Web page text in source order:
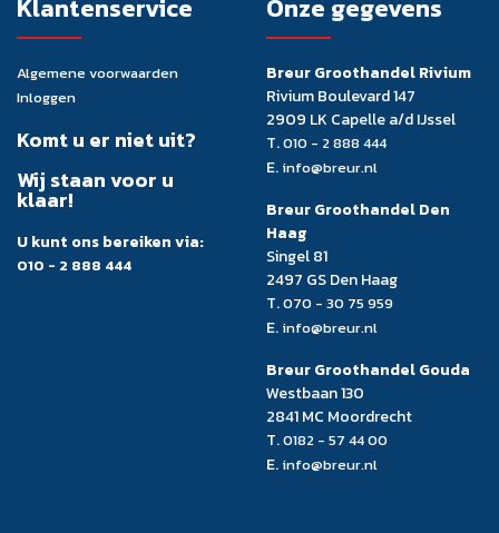
Klantenservice
Algemene voorwaarden
Inloggen
Komt u er niet uit?
Wij staan voor u
klaar!
U kunt ons bereiken via:
010 - 2 888 444
Onze gegevens
Breur Groothandel Rivium
Rivium Boulevard 147
2909 LK Capelle a/d IJssel
T.010 - 2 888 444
E. info@breur.nl
Breur Groothandel Den
Haag
Singel 81
2497 GS Den Haag
T.070 - 30 75 959
E. info@breur.nl
Breur Groothandel Gouda
Westbaan 130
2841 MC Moordrecht
T.0182 - 57 44 00
E. info@breur.nl